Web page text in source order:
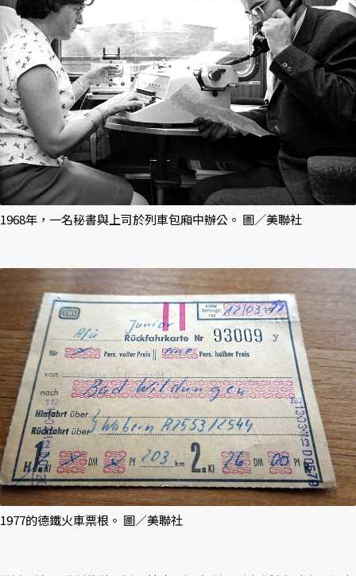
1968年，一名秘書與上司於列車包廂中辦公。 圖／美聯社
1977的德鐵火車票根。 圖／美聯社